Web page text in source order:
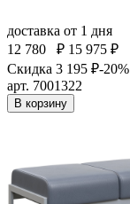
доставка от 1 дня
12 780
₽ 15 975 ₽
Скидка 3 195 ₽-20%
арт. 7001322
В корзину